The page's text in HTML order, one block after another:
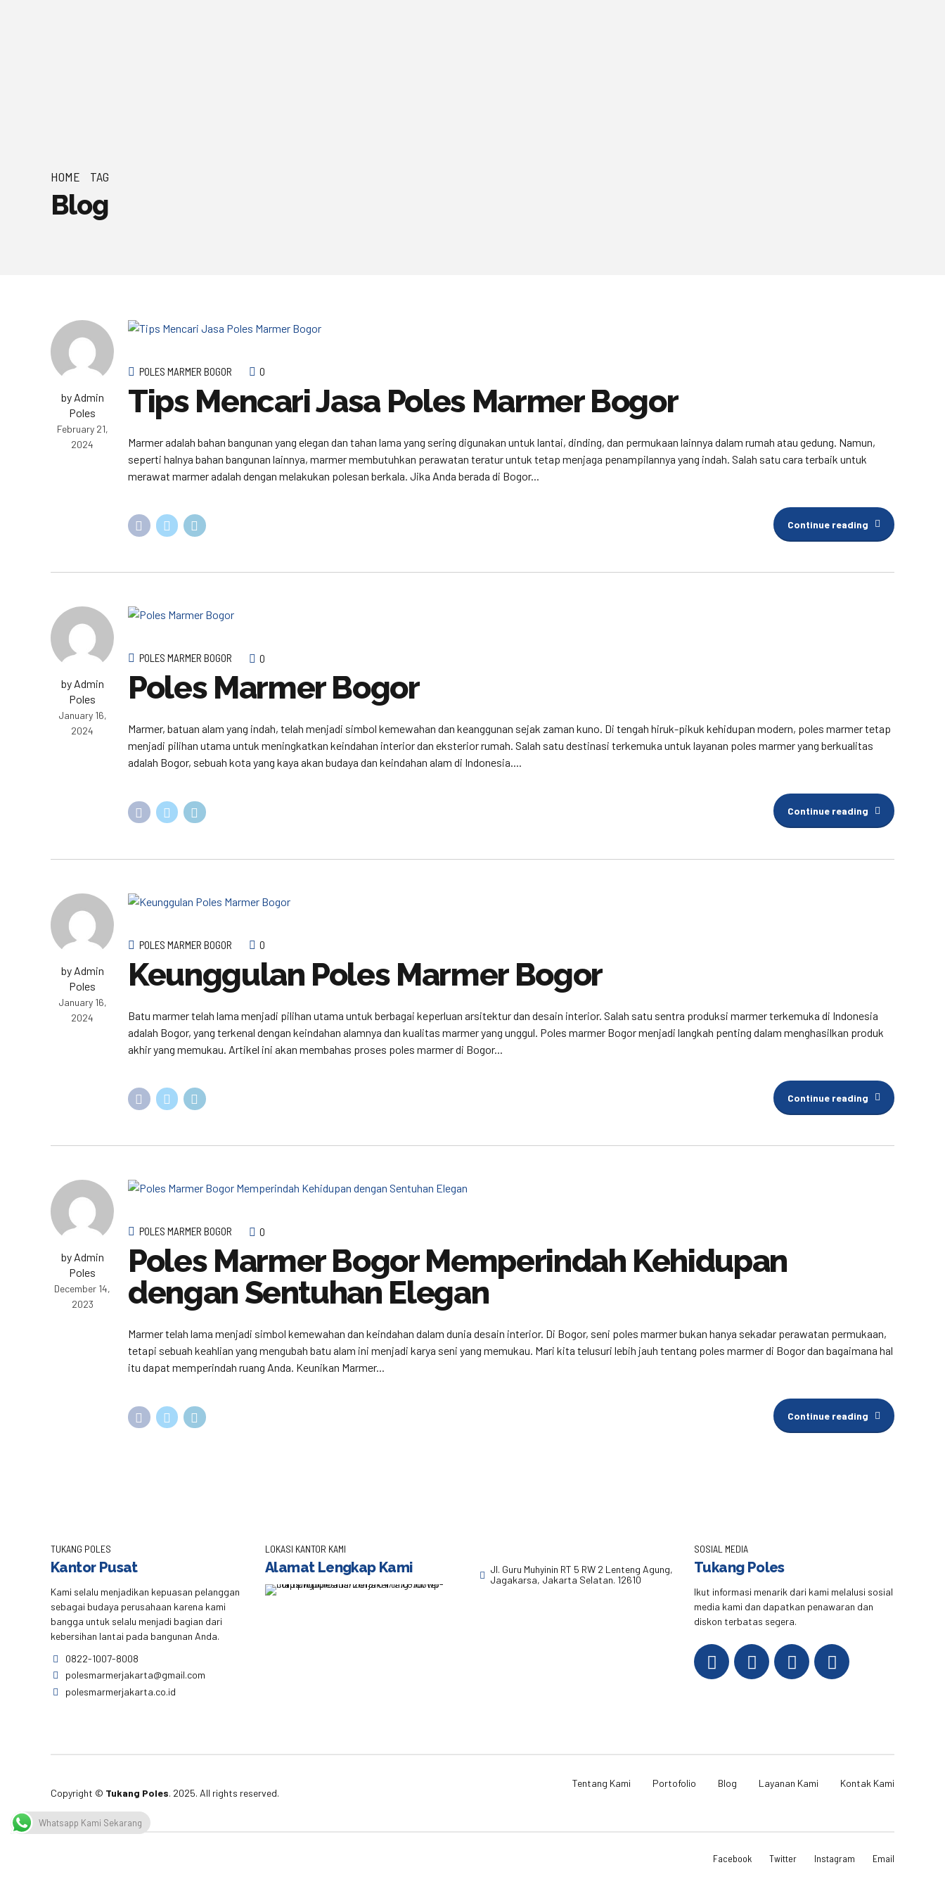
HOME TAG
Blog
by Admin
Poles
February 21,
2024
POLES MARMER BOGOR 0
Tips Mencari Jasa Poles Marmer Bogor
Marmer adalah bahan bangunan yang elegan dan tahan lama yang sering digunakan untuk lantai, dinding, dan permukaan lainnya dalam rumah atau gedung. Namun,
seperti halnya bahan bangunan lainnya, marmer membutuhkan perawatan teratur untuk tetap menjaga penampilannya yang indah. Salah satu cara terbaik untuk
merawat marmer adalah dengan melakukan polesan berkala. Jika Anda berada di Bogor...
Continue reading
by Admin
Poles
January 16,
2024
POLES MARMER BOGOR 0
Poles Marmer Bogor
Marmer, batuan alam yang indah, telah menjadi simbol kemewahan dan keanggunan sejak zaman kuno. Di tengah hiruk-pikuk kehidupan modern, poles marmer tetap
menjadi pilihan utama untuk meningkatkan keindahan interior dan eksterior rumah. Salah satu destinasi terkemuka untuk layanan poles marmer yang berkualitas
adalah Bogor, sebuah kota yang kaya akan budaya dan keindahan alam di Indonesia....
Continue reading
by Admin
Poles
January 16,
2024
POLES MARMER BOGOR 0
Keunggulan Poles Marmer Bogor
Batu marmer telah lama menjadi pilihan utama untuk berbagai keperluan arsitektur dan desain interior. Salah satu sentra produksi marmer terkemuka di Indonesia
adalah Bogor, yang terkenal dengan keindahan alamnya dan kualitas marmer yang unggul. Poles marmer Bogor menjadi langkah penting dalam menghasilkan produk
akhir yang memukau. Artikel ini akan membahas proses poles marmer di Bogor...
Continue reading
by Admin
Poles
December 14,
2023
POLES MARMER BOGOR 0
Poles Marmer Bogor Memperindah Kehidupan
dengan Sentuhan Elegan
Marmer telah lama menjadi simbol kemewahan dan keindahan dalam dunia desain interior. Di Bogor, seni poles marmer bukan hanya sekadar perawatan permukaan,
tetapi sebuah keahlian yang mengubah batu alam ini menjadi karya seni yang memukau. Mari kita telusuri lebih jauh tentang poles marmer di Bogor dan bagaimana hal
itu dapat memperindah ruang Anda. Keunikan Marmer...
Continue reading
TUKANG POLES
Kantor Pusat
Kami selalu menjadikan kepuasan pelanggan
sebagai budaya perusahaan karena kami
bangga untuk selalu menjadi bagian dari
kebersihan lantai pada bangunan Anda.
0822-1007-8008
polesmarmerjakarta@gmail.com
polesmarmerjakarta.co.id
LOKASI KANTOR KAMI
Alamat Lengkap Kami
Jl. Guru Muhyinin RT 5 RW 2 Lenteng Agung,
Jagakarsa, Jakarta Selatan. 12610
SOSIAL MEDIA
Tukang Poles
Ikut informasi menarik dari kami melalusi sosial
media kami dan dapatkan penawaran dan
diskon terbatas segera.
Copyright © Tukang Poles. 2025. All rights reserved.
Tentang Kami Portofolio Blog Layanan Kami Kontak Kami
Facebook Twitter Instagram Email
Whatsapp Kami Sekarang